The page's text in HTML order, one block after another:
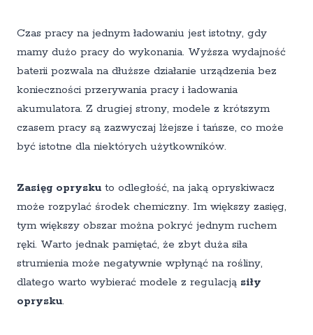
Czas pracy na jednym ładowaniu jest istotny, gdy
mamy dużo pracy do wykonania. Wyższa wydajność
baterii pozwala na dłuższe działanie urządzenia bez
konieczności przerywania pracy i ładowania
akumulatora. Z drugiej strony, modele z krótszym
czasem pracy są zazwyczaj lżejsze i tańsze, co może
być istotne dla niektórych użytkowników.
Zasięg oprysku to odległość, na jaką opryskiwacz
może rozpylać środek chemiczny. Im większy zasięg,
tym większy obszar można pokryć jednym ruchem
ręki. Warto jednak pamiętać, że zbyt duża siła
strumienia może negatywnie wpłynąć na rośliny,
dlatego warto wybierać modele z regulacją siły
oprysku.